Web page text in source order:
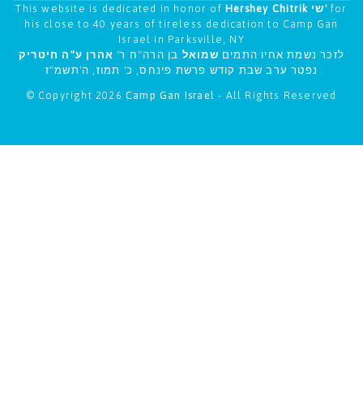
This website is dedicated in honor of Hershey Chitrik שי' for
his close to 40 years of tireless dedication to Camp Gan
Israel in Parksville, NY
לזכר נשמת אחיו התמים שמואל בן הרה"ח ר' אהרן ע"ה חיטריק
נפטר ערב שבת קודש פרשת פינחס, כ' תמוז, ה'תשמ"ז
© Copyright 2026 Camp Gan Israel- All Rights Reserved